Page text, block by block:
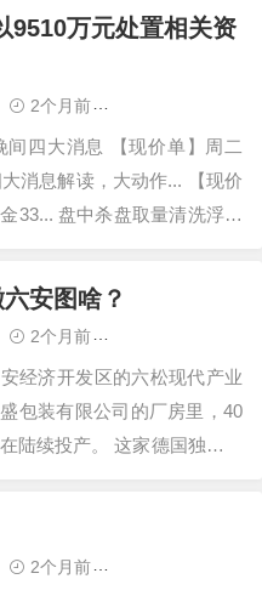
游商品基地评定，重点围绕企
、品牌建设、业态融合、服务
业规…
9510万元处置相关资
2个月前
间四大消息 【现价单】周二
消息解读，大动作... 【现价
33... 盘中杀盘取量清洗浮额
有多…
安图啥？
2个月前
经济开发区的六松现代产业
包装有限公司的厂房里，40
陆续投产。 这家德国独资家
后年产值1.2亿元。它也是曼
的头部个自建工厂。 这个项
个更大的…
2个月前